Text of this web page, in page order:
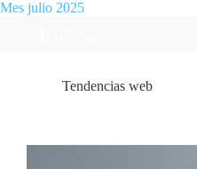
Mes julio 2025
Tendencias web